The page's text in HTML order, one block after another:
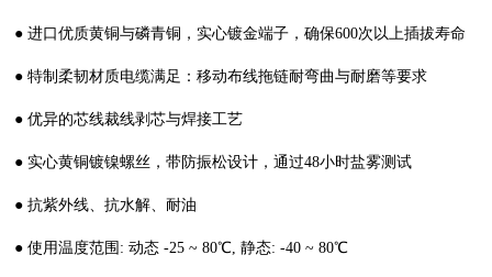
● 进口优质黄铜与磷青铜，实心镀金端子，确保600次以上插拔寿命
● 特制柔韧材质电缆满足：移动布线拖链耐弯曲与耐磨等要求
● 优异的芯线裁线剥芯与焊接工艺
● 实心黄铜镀镍螺丝，带防振松设计，通过48小时盐雾测试
● 抗紫外线、抗水解、耐油
● 使用温度范围: 动态 -25 ~ 80℃, 静态: -40 ~ 80℃